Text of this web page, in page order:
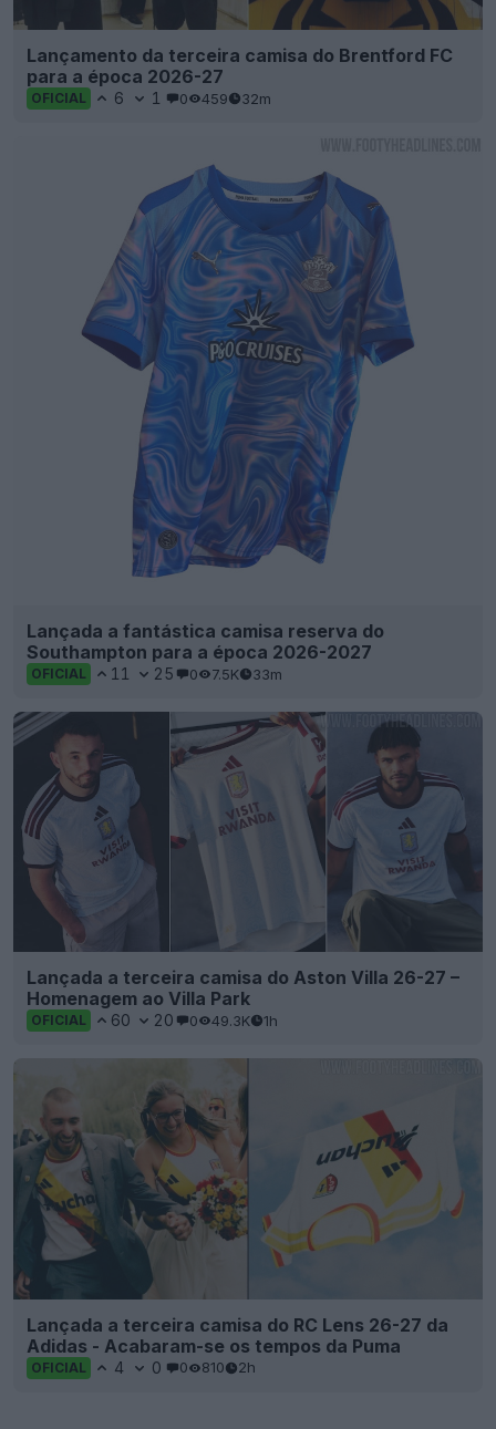
Lançamento da terceira camisa do Brentford FC
para a época 2026-27
OFICIAL 6 1 0 459 32m
Lançada a fantástica camisa reserva do
Southampton para a época 2026-2027
OFICIAL 11 25 0 7.5K 33m
Lançada a terceira camisa do Aston Villa 26-27 –
Homenagem ao Villa Park
OFICIAL 60 20 0 49.3K 1h
Lançada a terceira camisa do RC Lens 26-27 da
Adidas - Acabaram-se os tempos da Puma
OFICIAL 4 0 0 810 2h